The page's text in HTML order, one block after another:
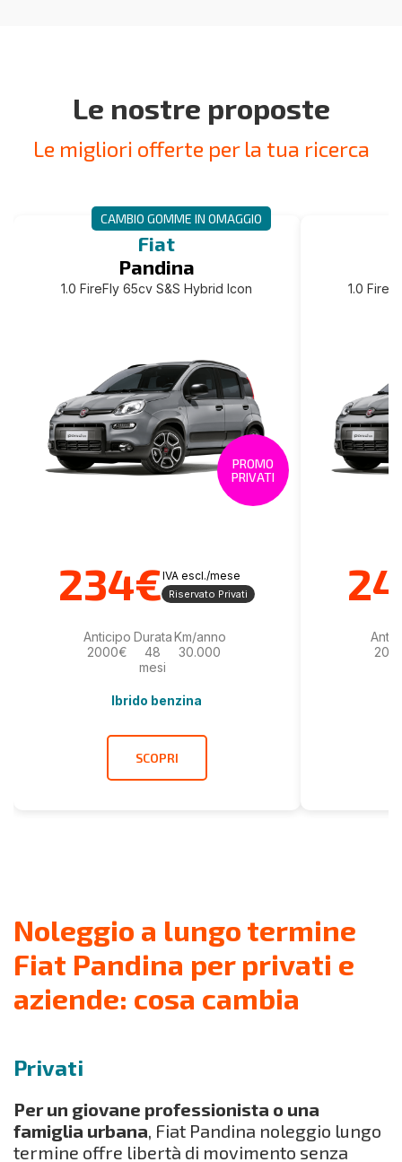
Le nostre proposte
Le migliori offerte per la tua ricerca
Fiat
Pandina
1.0 FireFly 65cv S&S Hybrid Icon
CAMBIO GOMME IN OMAGGIO
PROMO
PRIVATI
234€IVA escl./mese
Riservato Privati
Anticipo
2000€
Durata
48
mesi
Km/anno
30.000
Ibrido benzina
SCOPRI
1.0
Noleggio a lungo termine
Fiat Pandina per privati e
aziende: cosa cambia
Privati
Per un giovane professionista o una
famiglia urbana, Fiat Pandina noleggio lungo
termine offre libertà di movimento senza